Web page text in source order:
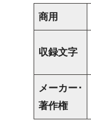
商用
収録文字
メーカー･
著作権